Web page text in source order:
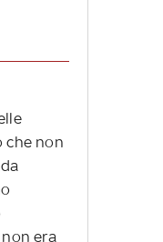
che non
era